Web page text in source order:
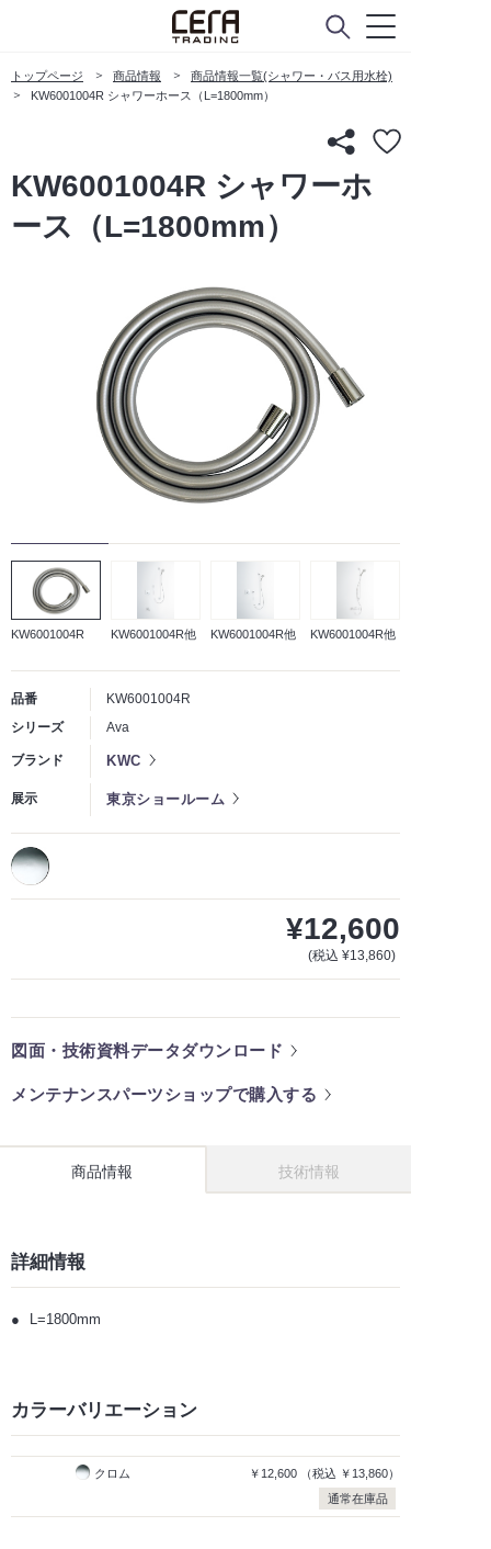
トップページ 商品情報
商品情報一覧(シャワー・バス用水栓)
KW6001004R シャワーホース（L=1800mm）
KW6001004R シャワーホ
ース（L=1800mm）
KW6001004R KW6001004R他 KW6001004R他 KW6001004R他
品番
KW6001004R
シリーズ
Ava
ブランド KWC
展示 東京ショールーム
¥12,600
(税込 ¥13,860)
図面・技術資料データダウンロード
メンテナンスパーツショップで購入する
商品情報 技術情報
詳細情報
L=1800mm
カラーバリエーション
クロム ￥12,600 （税込 ￥13,860）
通常在庫品